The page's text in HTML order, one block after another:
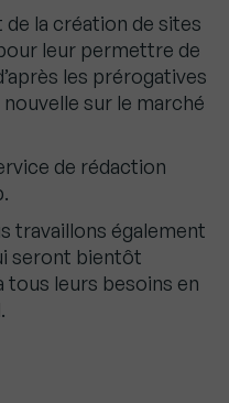
la création de sites
leur permettre de
les prérogatives
sur le marché
de rédaction
travaillons également
seront bientôt
leurs besoins en